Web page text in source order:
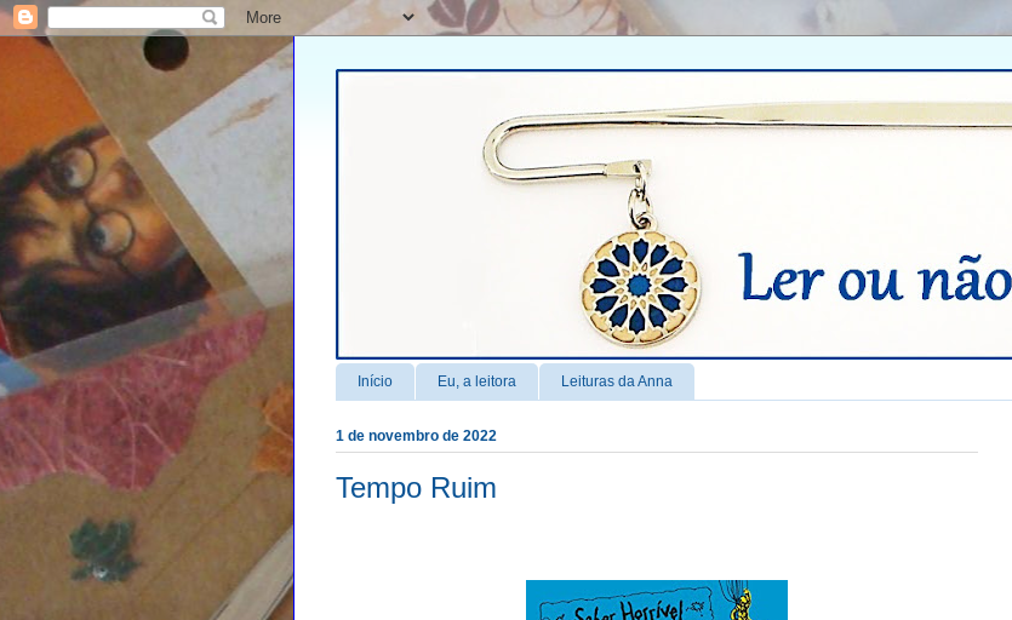
Início Eu, a leitora Leituras da Anna
1 de novembro de 2022
Tempo Ruim